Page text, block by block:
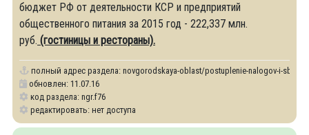
бюджет РФ от деятельности КСР и предприятий
общественного питания за 2015 год - 222,337 млн.
руб. (гостиницы и рестораны).
полный адрес раздела: novgorodskaya-oblast/postuplenie-nalogov-i-
обновлен: 11.07.16
код раздела: ngr.f76
редактировать: нет доступа